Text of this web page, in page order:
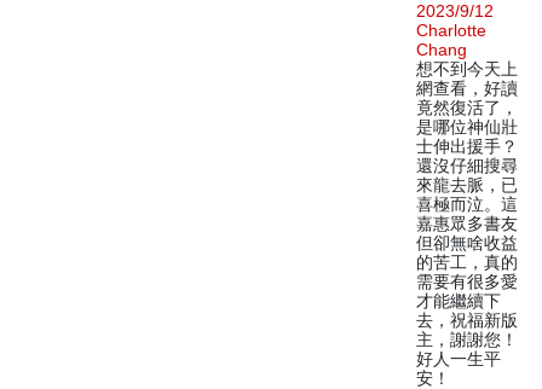
2023/9/12
Charlotte
Chang
想不到今天上
網查看，好讀
竟然復活了，
是哪位神仙壯
士伸出援手？
還沒仔細搜尋
來龍去脈，已
喜極而泣。這
嘉惠眾多書友
但卻無啥收益
的苦工，真的
需要有很多愛
才能繼續下
去，祝福新版
主，謝謝您！
好人一生平
安！